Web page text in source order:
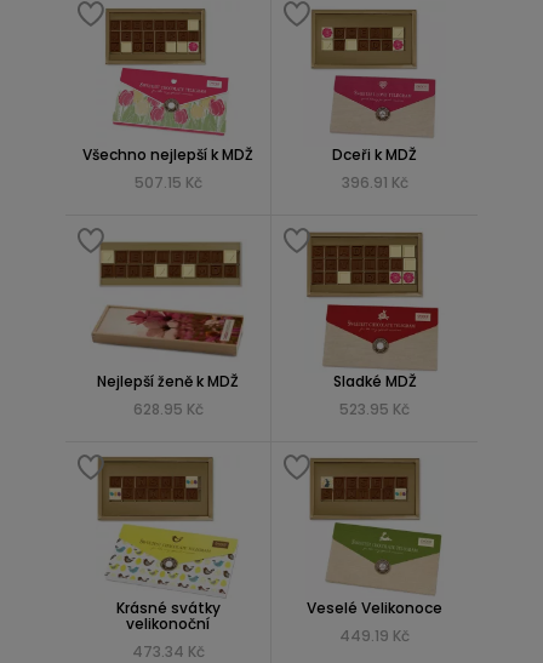
Všechno nejlepší k MDŽ
507.15 Kč
Dceři k MDŽ
396.91 Kč
Nejlepší ženě k MDŽ
628.95 Kč
Sladké MDŽ
523.95 Kč
Krásné svátky
velikonoční
473.34 Kč
Veselé Velikonoce
449.19 Kč